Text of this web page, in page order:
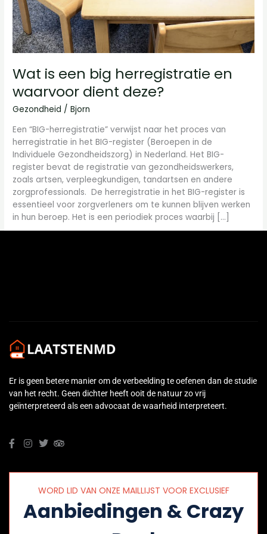
Wat is een big herregistratie en
waarvoor dient deze?
Gezondheid /Bjorn
Een “BIG-herregistratie” verwijst naar het proces van
herregistratie in het BIG-register (Beroepen in de
Individuele Gezondheidszorg) in Nederland. Het BIG-
register bevat de registratie van gezondheidswerkers,
zoals artsen, verpleegkundigen, tandartsen en andere
zorgprofessionals. De herregistratie in het BIG-register is
essentieel voor zorgverleners om te kunnen blijven werken
in hun beroep. Het is een periodiek proces waarbij […]
Er is geen betere manier om de verbeelding te oefenen dan de studie
van het recht. Geen dichter heeft ooit de natuur zo vrij
geïnterpreteerd als een advocaat de waarheid interpreteert.
WORD LID VAN ONZE MAILLIJST VOOR EXCLUSIEF
Aanbiedingen & Crazy